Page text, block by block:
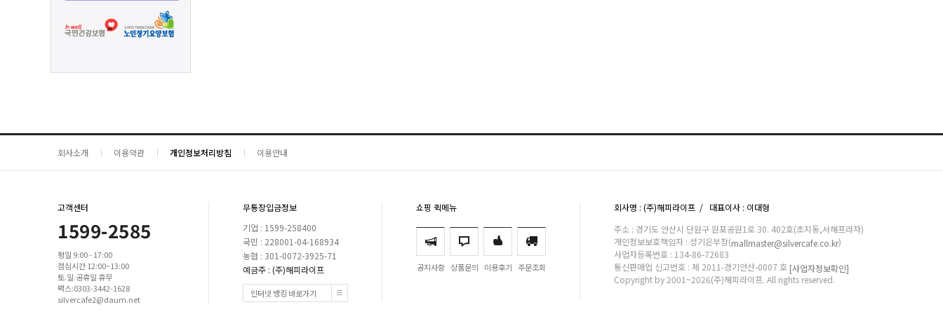
회사소개 이용약관 개인정보처리방침 이용안내
고객센터
1599-2585
평일 9:00 - 17:00
점심시간 12:00~13:00
토.일.공휴일 휴무
팩스:0303-3442-1628
silvercafe2@daum.net
무통장입금정보
기업 : 1599-258400
국민 : 228001-04-168934
농협 : 301-0072-3925-71
예금주 : (주)해피라이프
인터넷 뱅킹 바로가기
쇼핑 퀵메뉴
공지사항 상품문의 이용후기 주문조회
회사명 : (주)해피라이프 / 대표이사 : 이대형
주소 : 경기도 안산시 단원구 원포공원1로 30. 402호(초지동,서해프라자)
개인정보보호책임자 : 성기은부장(mallmaster@silvercafe.co.kr)
사업자등록번호 : 134-86-72683
통신판매업 신고번호 : 제 2011-경기안산-0007 호 [사업자정보확인]
Copyright by 2001~2026(주)해피라이프. All rights reserved.